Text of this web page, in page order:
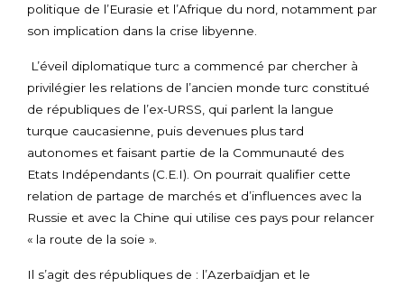
politique de l’Eurasie et l’Afrique du nord, notamment par
son implication dans la crise libyenne.
L’éveil diplomatique turc a commencé par chercher à
privilégier les relations de l’ancien monde turc constitué
de républiques de l’ex-URSS, qui parlent la langue
turque caucasienne, puis devenues plus tard
autonomes et faisant partie de la Communauté des
Etats Indépendants (C.E.I). On pourrait qualifier cette
relation de partage de marchés et d’influences avec la
Russie et avec la Chine qui utilise ces pays pour relancer
« la route de la soie ».
Il s’agit des républiques de : l’Azerbaïdjan et le